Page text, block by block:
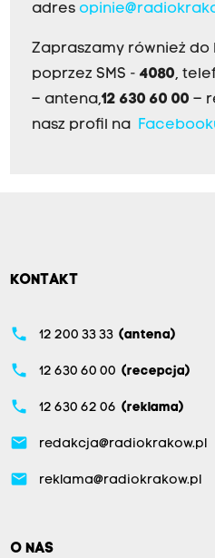
adres
Zapraszamy również do
poprzez SMS - 4080,
– antena,12 630 60 00 –
nasz profil na
KONTAKT
phone 12 200 33 33 (antena)
phone 12 630 60 00 (recepcja)
phone 12 630 62 06 (reklama)
email redakcja@radiokrakow.pl
email reklama@radiokrakow.pl
O NAS